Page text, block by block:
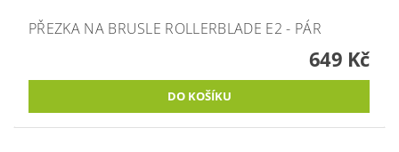
PŘEZKA NA BRUSLE ROLLERBLADE E2 - PÁR
649 Kč